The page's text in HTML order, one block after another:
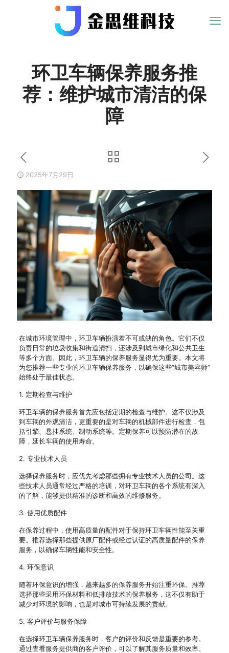
环卫车辆保养服务推
荐：维护城市清洁的保
障
2025年7月29日
在城市环境管理中，环卫车辆扮演着不可或缺的角色。它们不仅
负责日常的垃圾收集和街道清扫，还涉及到城市绿化和公共卫生
等多个方面。因此，环卫车辆的保养服务显得尤为重要。本文将
为您推荐一些专业的环卫车辆保养服务，以确保这些“城市美容师”
始终处于最佳状态。
1. 定期检查与维护
环卫车辆的保养服务首先应包括定期的检查与维护。这不仅涉及
到车辆的外观清洁，更重要的是对车辆的机械部件进行检查，包
括引擎、悬挂系统、制动系统等。定期保养可以预防潜在的故
障，延长车辆的使用寿命。
2. 专业技术人员
选择保养服务时，应优先考虑那些拥有专业技术人员的公司。这
些技术人员通常经过严格的培训，对环卫车辆的各个系统有深入
的了解，能够提供精准的诊断和高效的维修服务。
3. 使用优质配件
在保养过程中，使用高质量的配件对于保持环卫车辆性能至关重
要。推荐选择那些提供原厂配件或经过认证的高质量配件的保养
服务，以确保车辆性能和安全性。
4. 环保意识
随着环保意识的增强，越来越多的保养服务开始注重环保。推荐
选择那些采用环保材料和低排放技术的保养服务，这不仅有助于
减少对环境的影响，也是对城市可持续发展的贡献。
5. 客户评价与服务保障
在选择环卫车辆保养服务时，客户的评价和反馈是重要的参考。
通过查看服务提供商的客户评价，可以了解其服务质量和效率。